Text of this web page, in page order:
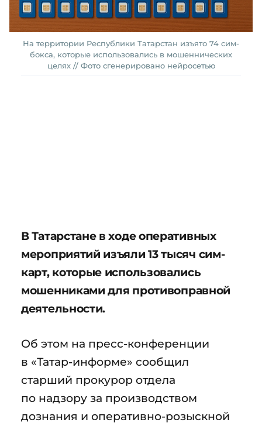
На территории Республики Татарстан изъято 74 сим-
бокса, которые использовались в мошеннических
целях // Фото сгенерировано нейросетью
В Татарстане в ходе оперативных
мероприятий изъяли 13 тысяч сим-
карт, которые использовались
мошенниками для противоправной
деятельности.
Об этом на пресс-конференции
в «Татар-информе» сообщил
старший прокурор отдела
по надзору за производством
дознания и оперативно-розыскной